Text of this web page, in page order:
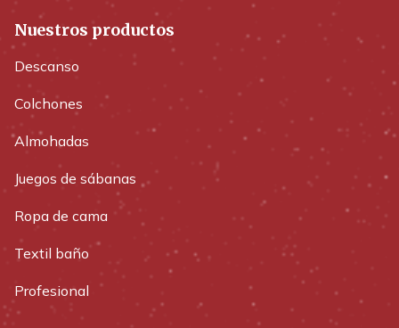
Nuestros productos
Descanso
Colchones
Almohadas
Juegos de sábanas
Ropa de cama
Textil baño
Profesional